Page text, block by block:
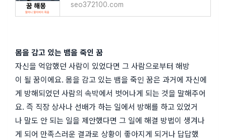
seo372100.com
몸을 감고 있는 뱀을 죽인 꿈
자신을 억압했던 사람이 있었다면 그 사람으로부터 해방
이 될 꿈이에요. 몸을 감고 있는 뱀을 죽인 꿈은 과거에 자신에
게 방해되었던 사람의 속박에서 벗어나게 되는 것을 말해주어
요. 즉 직장 상사나 선배가 하는 일에서 방해를 하고 있었거
나 말도 안 되는 일을 제안했다면 그 일에 해결 방법이 생겨나
게 되어 만족스러운 결과로 상황이 좋아지게 되거나 답답했